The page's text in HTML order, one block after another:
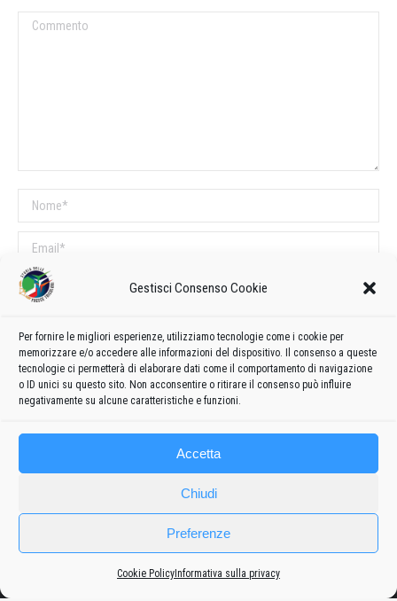
Gestisci Consenso Cookie
Per fornire le migliori esperienze, utilizziamo tecnologie come i cookie per
memorizzare e/o accedere alle informazioni del dispositivo. Il consenso a queste
tecnologie ci permetterà di elaborare dati come il comportamento di navigazione
o ID unici su questo sito. Non acconsentire o ritirare il consenso può influire
negativamente su alcune caratteristiche e funzioni.
Accetta
Chiudi
Preferenze
Cookie Policy Informativa sulla privacy
Commento
Nome *
Email *
Sito web
COMMENTI SUL POST
Questo sito utilizza Akismet per ridurre lo spam.Scopri come vengono
elaborati i dati derivati dai commenti.
Frecce